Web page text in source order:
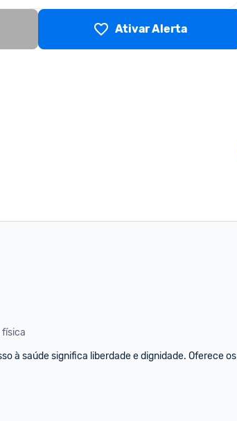
Ativar Alerta
física
à saúde significa liberdade e dignidade. Oferece